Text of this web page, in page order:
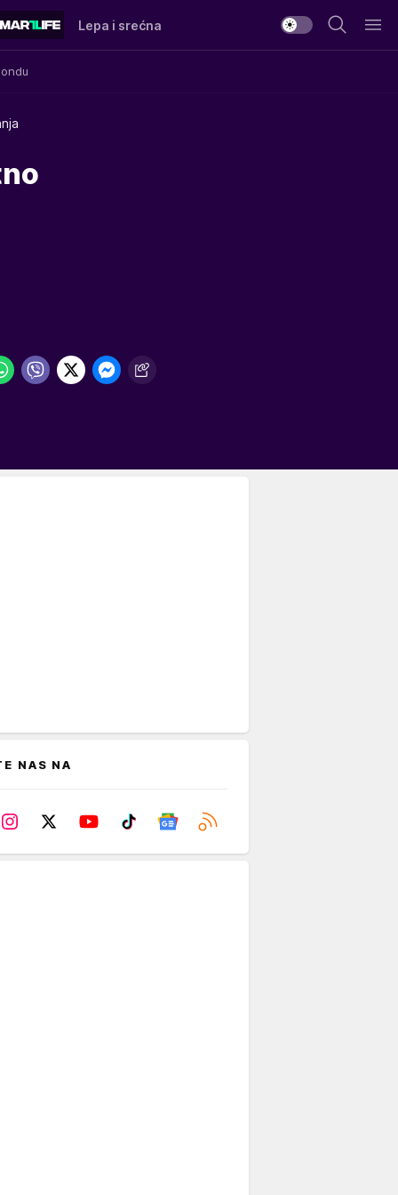
Lepa i srećna
NAS NA